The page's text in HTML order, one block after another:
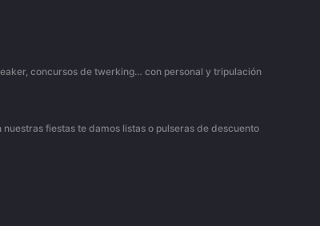
concursos de twerking… con personal y tripulación
fiestas te damos listas o pulseras de descuento